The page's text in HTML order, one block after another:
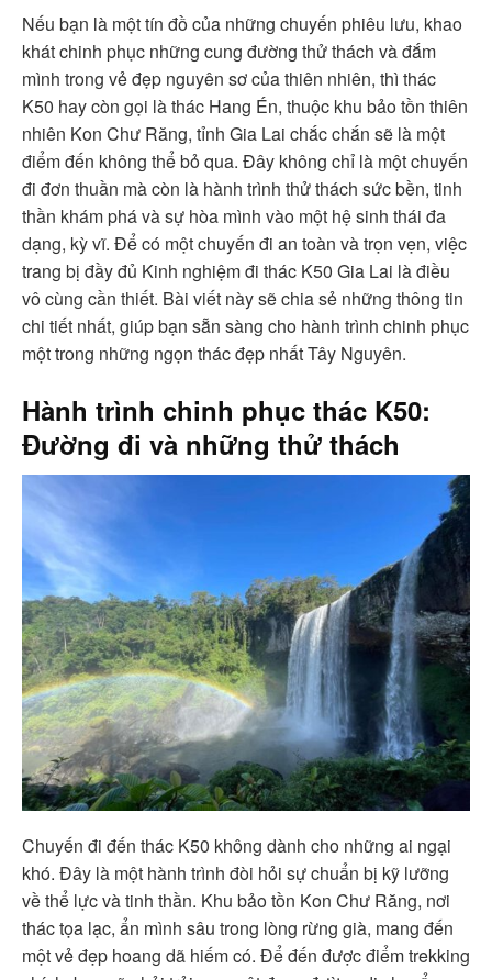
Nếu bạn là một tín đồ của những chuyến phiêu lưu, khao
khát chinh phục những cung đường thử thách và đắm
mình trong vẻ đẹp nguyên sơ của thiên nhiên, thì thác
K50 hay còn gọi là thác Hang Én, thuộc khu bảo tồn thiên
nhiên Kon Chư Răng, tỉnh Gia Lai chắc chắn sẽ là một
điểm đến không thể bỏ qua. Đây không chỉ là một chuyến
đi đơn thuần mà còn là hành trình thử thách sức bền, tinh
thần khám phá và sự hòa mình vào một hệ sinh thái đa
dạng, kỳ vĩ. Để có một chuyến đi an toàn và trọn vẹn, việc
trang bị đầy đủ Kinh nghiệm đi thác K50 Gia Lai là điều
vô cùng cần thiết. Bài viết này sẽ chia sẻ những thông tin
chi tiết nhất, giúp bạn sẵn sàng cho hành trình chinh phục
một trong những ngọn thác đẹp nhất Tây Nguyên.
Hành trình chinh phục thác K50:
Đường đi và những thử thách
Chuyến đi đến thác K50 không dành cho những ai ngại
khó. Đây là một hành trình đòi hỏi sự chuẩn bị kỹ lưỡng
về thể lực và tinh thần. Khu bảo tồn Kon Chư Răng, nơi
thác tọa lạc, ẩn mình sâu trong lòng rừng già, mang đến
một vẻ đẹp hoang dã hiếm có. Để đến được điểm trekking